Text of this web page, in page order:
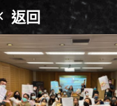
返回